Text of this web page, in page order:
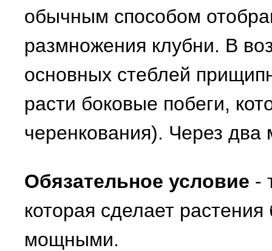
обычным способом
размножения клубни. В
основных стеблей
расти боковые побеги,
черенкования). Через
Обязательное условие -
которая сделает
мощными.